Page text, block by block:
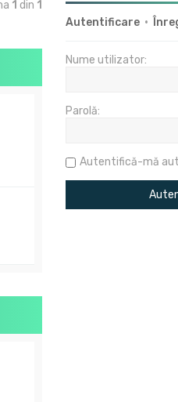
1 din 1
Autentificare •
Nume utilizator:
Parolă:
Autentifică-mă